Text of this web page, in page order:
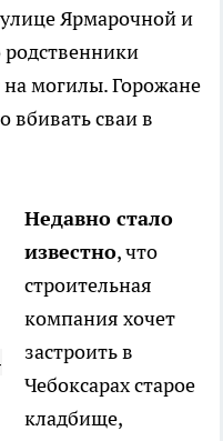
Ярмарочной и
могилы. Горожане
вбивать сваи в
Недавно стало
известно, что
строительная
компания хочет
застроить в
Чебоксарах старое
кладбище,